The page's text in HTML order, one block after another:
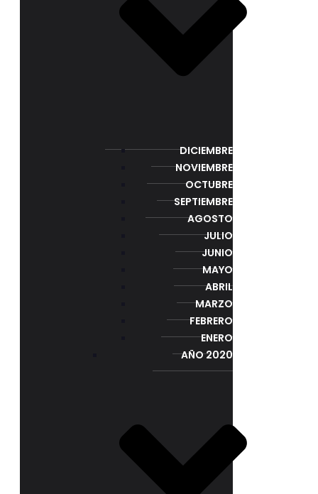
DICIEMBRE
NOVIEMBRE
OCTUBRE
SEPTIEMBRE
AGOSTO
JULIO
JUNIO
MAYO
ABRIL
MARZO
FEBRERO
ENERO
AÑO 2020